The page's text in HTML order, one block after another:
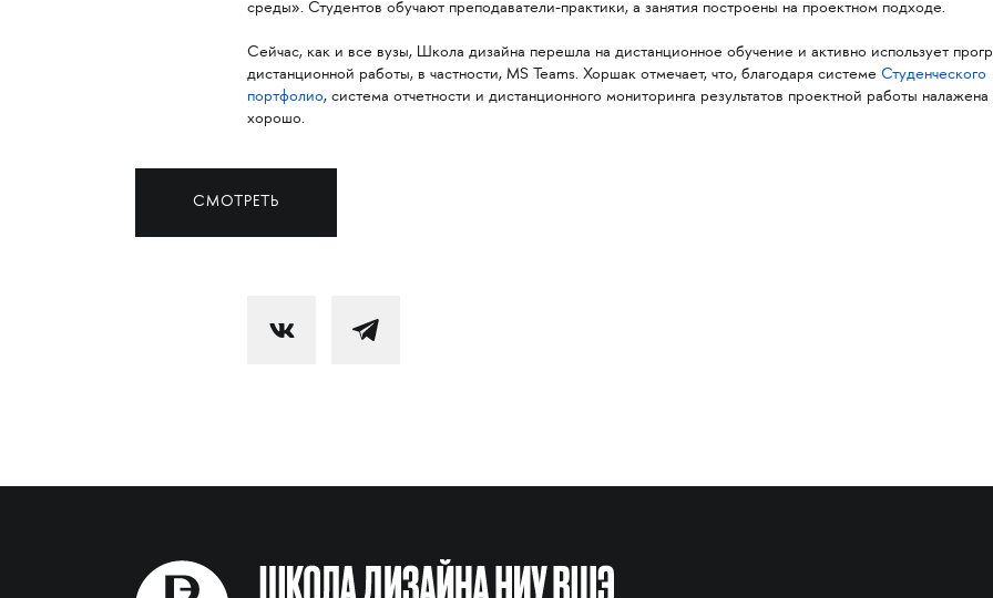
среды». Студентов обучают преподаватели-практики, а занятия построены на проектном подходе.
Сейчас, как и все вузы, Школа дизайна перешла на дистанционное обучение и активно использует
дистанционной работы, в частности, MS Teams. Хоршак отмечает, что, благодаря системе Студенческого
портфолио, система отчетности и дистанционного мониторинга результатов проектной работы налажена
хорошо.
СМОТРЕТЬ